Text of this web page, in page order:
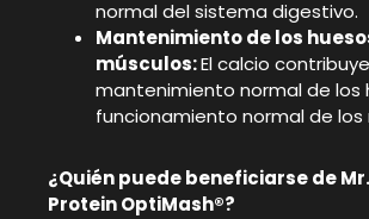
normal del sistema digestivo.
Mantenimiento de los
músculos:El calcio
mantenimiento normal de los
funcionamiento normal de los
¿Quién puede beneficiarse de
Protein OptiMash®?